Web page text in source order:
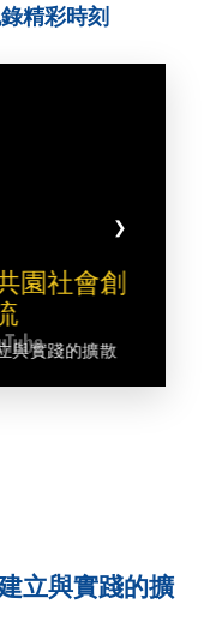
精彩時刻
園社會創
與實踐的擴散
❯
立與實踐的擴